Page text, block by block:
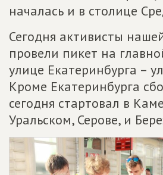
началась и в столице
Сегодня активисты
провели пикет на
улице Екатеринбурга –
Кроме Екатеринбурга
сегодня стартовал в
Уральском, Серове, и